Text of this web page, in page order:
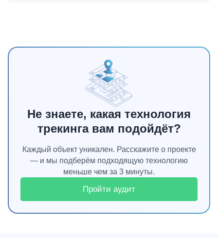
Не знаете, какая технология
трекинга вам подойдёт?
Каждый объект уникален. Расскажите о проекте
— и мы подберём подходящую технологию
меньше чем за 3 минуты.
Пройти аудит